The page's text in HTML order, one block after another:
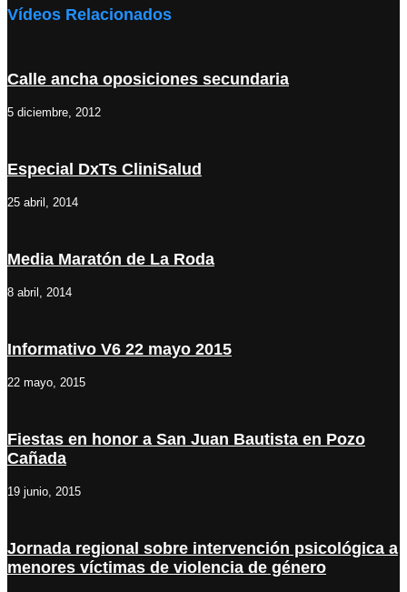
Vídeos Relacionados
Calle ancha oposiciones secundaria
5 diciembre, 2012
Especial DxTs CliniSalud
25 abril, 2014
Media Maratón de La Roda
8 abril, 2014
Informativo V6 22 mayo 2015
22 mayo, 2015
Fiestas en honor a San Juan Bautista en Pozo
Cañada
19 junio, 2015
Jornada regional sobre intervención psicológica a
menores víctimas de violencia de género